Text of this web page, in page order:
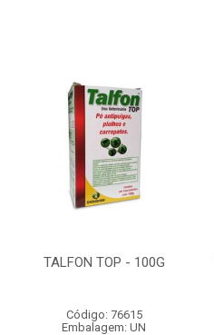
TALFON TOP - 100G
Código: 76615
Embalagem: UN